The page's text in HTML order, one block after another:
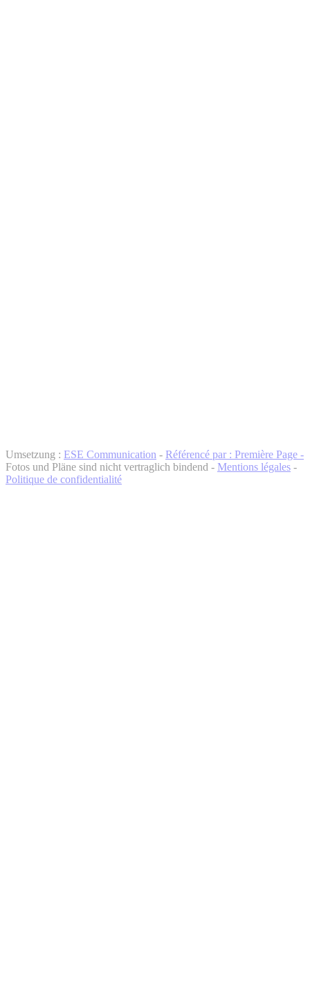
Umsetzung : ESE Communication - Référencé par : Première Page -
Fotos und Pläne sind nicht vertraglich bindend - Mentions légales -
Politique de confidentialité